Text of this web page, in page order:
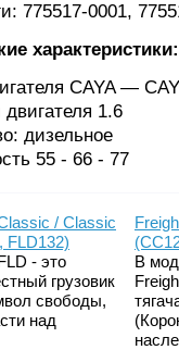
775517-0001,
характеристики:
CAYA —
1.6
дизельное
55 - 66 - 77
/ Classic
FLD132)
- это
грузовик
свободы,
над
В